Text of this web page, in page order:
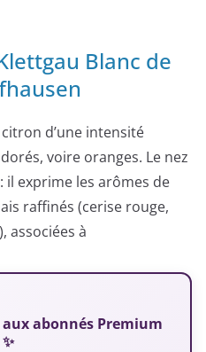
Blanc de
d’une intensité
voire oranges. Le nez
exprime les arômes de
raffinés (cerise rouge,
associées à
abonnés Premium
✨